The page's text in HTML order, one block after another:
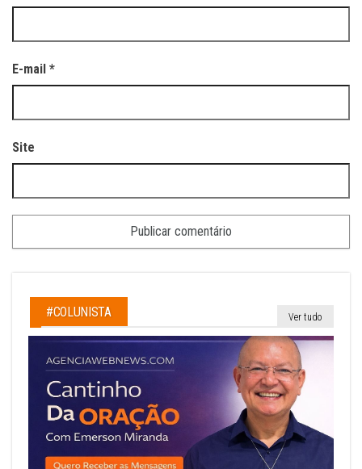
E-mail *
Site
#COLUNISTA Ver tudo